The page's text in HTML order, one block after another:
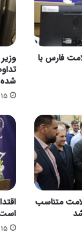
فارس با
متناسب